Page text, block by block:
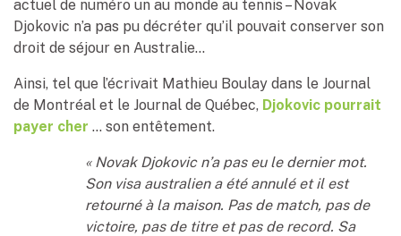
actuel de numéro un au monde au tennis – Novak
Djokovic n’a pas pu décréter qu’il pouvait conserver son
droit de séjour en Australie…
Ainsi, tel que l’écrivait Mathieu Boulay dans le Journal
de Montréal et le Journal de Québec, Djokovic pourrait
payer cher … son entêtement.
« Novak Djokovic n’a pas eu le dernier mot.
Son visa australien a été annulé et il est
retourné à la maison. Pas de match, pas de
victoire, pas de titre et pas de record. Sa